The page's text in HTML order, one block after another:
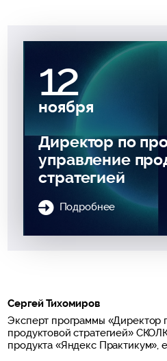
12
ноября
Директор по
управление
стратегией
Подробнее
Сергей Тихомиров
Эксперт программы «Директор
продуктовой стратегией»
продукта «Яндекс Практикум»,